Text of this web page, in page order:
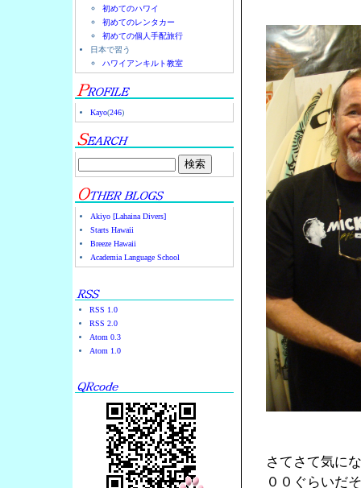
初めてのハワイ
初めてのレンタカー
初めての個人手配旅行
日本で習う
ハワイアンキルト教室
Kayo(246)
Akiyo [Lahaina Divers]
Starts Hawaii
Breeze Hawaii
Academia Language School
RSS 1.0
RSS 2.0
Atom 0.3
Atom 1.0
さてさて気に
００ぐらいだ